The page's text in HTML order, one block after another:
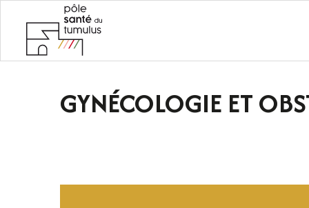
L'ÉQUIPE MÉDECINE
GYNÉCOLOGIE ET